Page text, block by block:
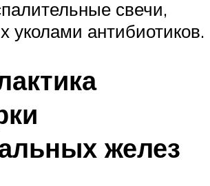
свечи,
уколами антибиотиков.
желез